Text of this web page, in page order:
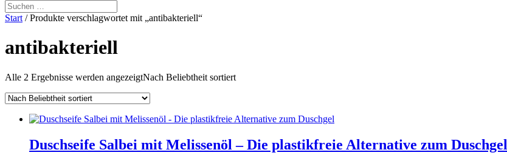
Start / Produkte verschlagwortet mit „antibakteriell“
antibakteriell
Alle 2 Ergebnisse werden angezeigtNach Beliebtheit sortiert
Duschseife Salbei mit Melissenöl – Die plastikfreie Alternative zum Duschgel